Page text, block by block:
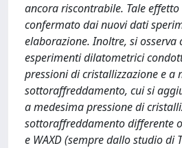
ancora riscontrabile. Tale effetto
confermato dai nuovi dati
elaborazione. Inoltre, si osserva
esperimenti dilatometrici
pressioni di cristallizzazione e a
sottoraffreddamento, cui si
a medesima pressione di
sottoraffreddamento differente
e WAXD (sempre dallo studio di